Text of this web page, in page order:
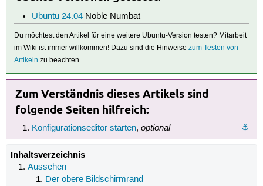
Ubuntu 24.04Noble Numbat
Du möchtest den Artikel für eine weitere Ubuntu-Version testen? Mitarbeit
im Wiki ist immer willkommen! Dazu sind die Hinweisezum Testen von
Artikeln zu beachten.
Zum Verständnis dieses Artikels sind
folgende Seiten hilfreich:
⚓︎
Konfigurationseditor starten, optional
Inhaltsverzeichnis
Aussehen
Der obere Bildschirmrand